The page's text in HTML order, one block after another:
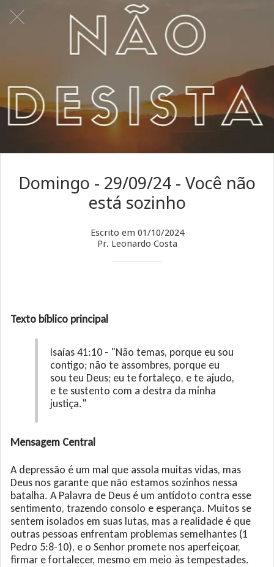
Domingo - 29/09/24 - Você não
está sozinho
Escrito em 01/10/2024
Pr. Leonardo Costa
Texto bíblico principal
Isaías 41:10 - "Não temas, porque eu sou
contigo; não te assombres, porque eu
sou teu Deus; eu te fortaleço, e te ajudo,
e te sustento com a destra da minha
justiça."
Mensagem Central
A depressão é um mal que assola muitas vidas, mas
Deus nos garante que não estamos sozinhos nessa
batalha. A Palavra de Deus é um antídoto contra esse
sentimento, trazendo consolo e esperança. Muitos se
sentem isolados em suas lutas, mas a realidade é que
outras pessoas enfrentam problemas semelhantes (1
Pedro 5:8-10), e o Senhor promete nos aperfeiçoar,
firmar e fortalecer, mesmo em meio às tempestades.